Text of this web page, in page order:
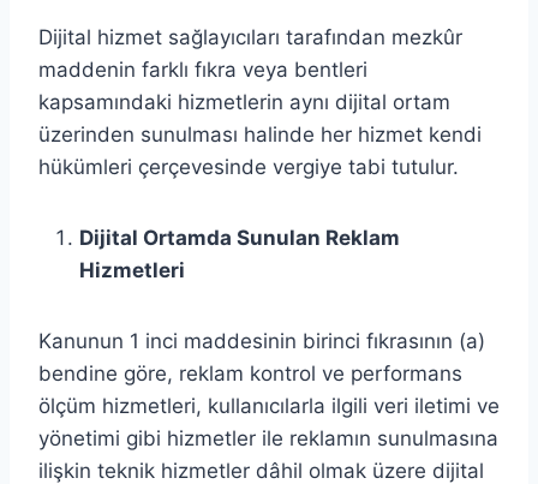
Dijital hizmet sağlayıcıları tarafından mezkûr
maddenin farklı fıkra veya bentleri
kapsamındaki hizmetlerin aynı dijital ortam
üzerinden sunulması halinde her hizmet kendi
hükümleri çerçevesinde vergiye tabi tutulur.
Dijital Ortamda Sunulan Reklam
Hizmetleri
Kanunun 1 inci maddesinin birinci fıkrasının (a)
bendine göre, reklam kontrol ve performans
ölçüm hizmetleri, kullanıcılarla ilgili veri iletimi ve
yönetimi gibi hizmetler ile reklamın sunulmasına
ilişkin teknik hizmetler dâhil olmak üzere dijital